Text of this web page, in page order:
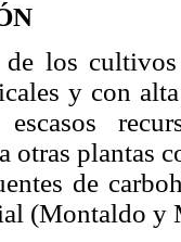
los cultivos
y con
otras plantas
de
(Montaldo y